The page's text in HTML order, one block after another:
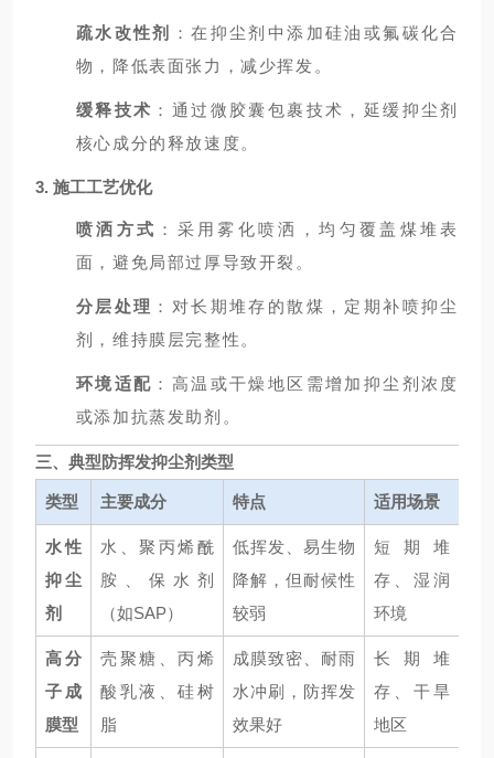
疏水改性剂
：在抑尘剂中添加硅油或氟碳化合
物，降低表面张力，减少挥发。
缓释技术 ：通过微胶囊包裹技术，延缓抑尘剂
核心成分的释放速度。
3. 施工工艺优化
喷洒方式 ：采用雾化喷洒，均匀覆盖煤堆表
面，避免局部过厚导致开裂。
分层处理 ：对长期堆存的散煤，定期补喷抑尘
剂，维持膜层完整性。
环境适配 ：高温或干燥地区需增加抑尘剂浓度
或添加抗蒸发助剂。
三、典型防挥发抑尘剂类型
类型 主要成分 特点 适用场景
水性
抑尘
剂
水、聚丙烯酰
胺、保水剂
（如SAP）
低挥发、易生物
降解，但耐候性
较弱
短期堆
存、湿润
环境
高分
子成
膜型
壳聚糖、丙烯
酸乳液、硅树
脂
成膜致密、耐雨
水冲刷，防挥发
效果好
长期堆
存、干旱
地区